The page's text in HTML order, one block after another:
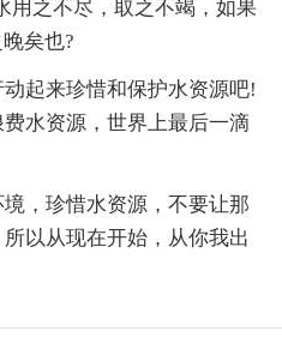
用之不尽，取之不竭，如果
矣也?
起来珍惜和保护水资源吧!
水资源，世界上最后一滴
，珍惜水资源，不要让那
以从现在开始，从你我出